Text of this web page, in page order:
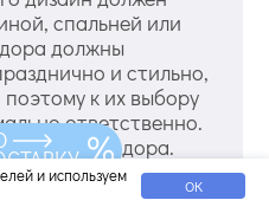
спальней или
должны
и стильно,
к их выбору
ответственно.
для коридора.
обратить
Прежде чем
и используем
ОК